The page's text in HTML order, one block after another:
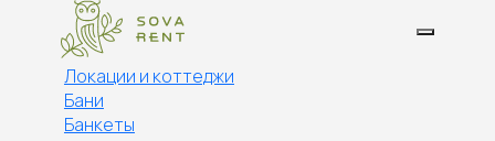
Локации и коттеджи
Бани
Банкеты